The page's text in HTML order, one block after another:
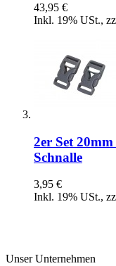
43,95 €
Inkl. 19% USt.,
2er Set
Schnalle
3,95 €
Inkl. 19% USt.,
Unser Unternehmen